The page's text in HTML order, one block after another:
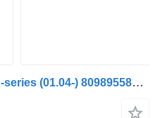
Хидроусилвател Scania R-series (01.04-) 8098955872 за влекач Scania P,G,R,T-series (2004-2017)